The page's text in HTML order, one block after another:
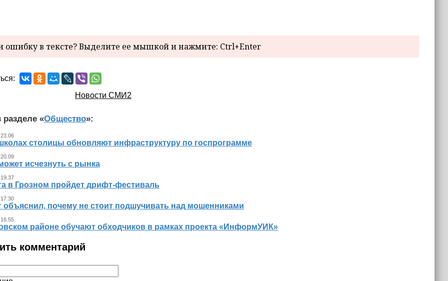
в тексте? Выделите ее мышкой и нажмите: Ctrl+Enter
Новости СМИ2
разделе «Общество»:
столицы обновляют инфраструктуру по госпрограмме
исчезнуть с рынка
в Грозном пройдет дрифт-фестиваль
объяснил, почему не стоит подшучивать над мошенниками
районе обучают обходчиков в рамках проекта «ИнформУИК»
комментарий